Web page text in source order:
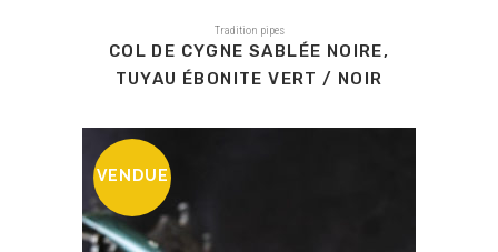
Tradition pipes
COL DE CYGNE SABLÉE NOIRE,
TUYAU ÉBONITE VERT / NOIR
VENDUE